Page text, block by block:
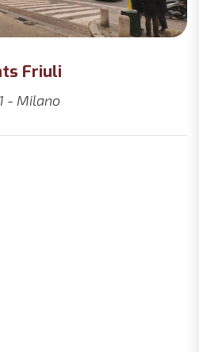
Friuli
- Milano